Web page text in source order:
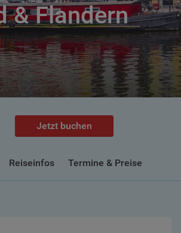
& Flandern
Jetzt buchen
Reiseinfos Termine & Preise